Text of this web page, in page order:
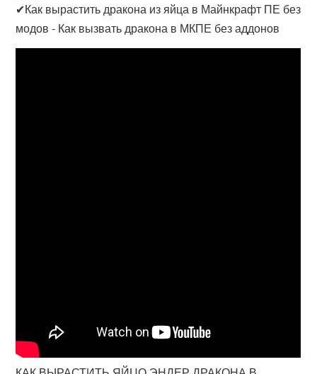
✔Как вырастить дракона из яйца в Майнкрафт ПЕ без
модов - Как вызвать дракона в МКПЕ без аддонов